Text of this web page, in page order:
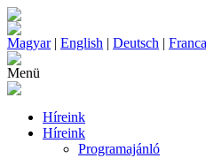
Magyar| English | Deutsch |
Menü
Híreink
Híreink
Programajánló